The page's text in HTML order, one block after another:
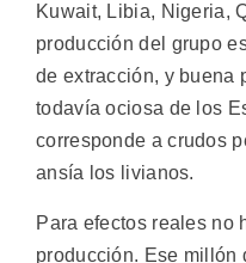
Kuwait, Libia, Nigeria,
producción del grupo
de extracción, y buena
todavía ociosa de los
corresponde a crudos
ansía los livianos.
Para efectos reales
producción. Ese millón